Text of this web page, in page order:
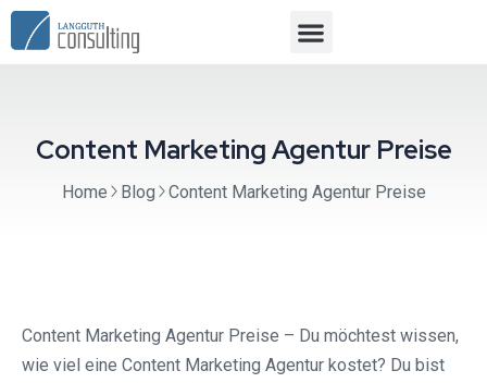
Content Marketing Agentur Preise
Home Blog Content Marketing Agentur Preise
Content Marketing Agentur Preise – Du möchtest wissen,
wie viel eine Content Marketing Agentur kostet? Du bist